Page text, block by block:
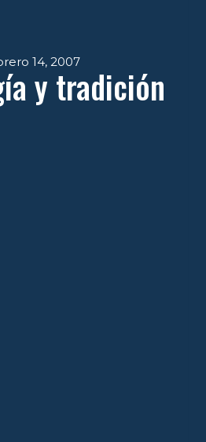
14, 2007
y tradición